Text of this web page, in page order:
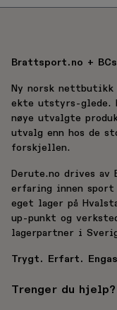
Brattsport.no +
Ny norsk nettbutikk
ekte utstyrs-glede.
nøye utvalgte
utvalg enn hos de
forskjellen.
Derute.no drives av
erfaring innen
eget lager på
up-punkt og
lagerpartner i
Trygt. Erfart.
Trenger du hjelp?